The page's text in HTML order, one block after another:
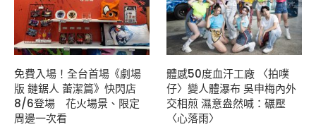
免費入場！全台首場《劇場
版 鏈鋸人 蕾潔篇》快閃店
8/6登場 花火場景、限定
周邊一次看
體感50度血汗工廠 〈拍噗
仔〉變人體瀑布 吳申梅內外
交相煎 濕意盎然喊：碾壓
〈心落雨〉